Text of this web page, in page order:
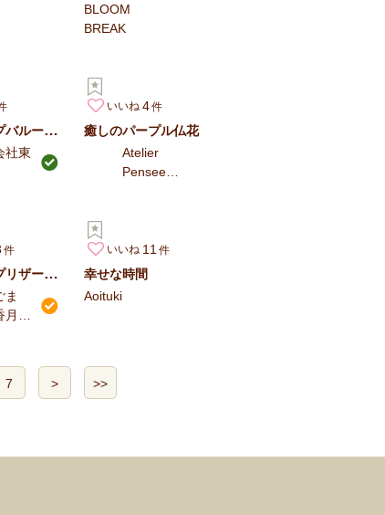
BLOOM
BREAK
チューリップバルーン×LIBERTY PRINT
社東
いいね 4
癒しのパープル仏花
Atelier
Pensee〜
お供えに～プリザーブドフラワーのガラスドームアレンジ
ま
恵
いいね 11
幸せな時間
Aoituki
7 > >>